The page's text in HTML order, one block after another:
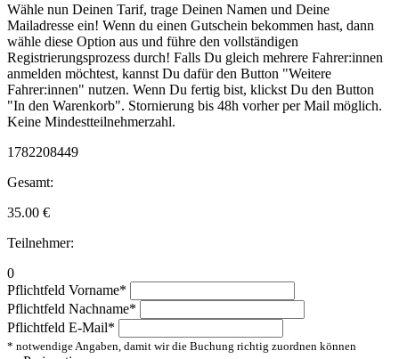
Wähle nun Deinen Tarif, trage Deinen Namen und Deine
Mailadresse ein! Wenn du einen Gutschein bekommen hast, dann
wähle diese Option aus und führe den vollständigen
Registrierungsprozess durch! Falls Du gleich mehrere Fahrer:innen
anmelden möchtest, kannst Du dafür den Button "Weitere
Fahrer:innen" nutzen. Wenn Du fertig bist, klickst Du den Button
"In den Warenkorb". Stornierung bis 48h vorher per Mail möglich.
Keine Mindestteilnehmerzahl.
1782208449
Gesamt:
35.00 €
Teilnehmer:
0
Pflichtfeld Vorname*
Pflichtfeld Nachname*
Pflichtfeld E-Mail*
* notwendige Angaben, damit wir die Buchung richtig zuordnen können